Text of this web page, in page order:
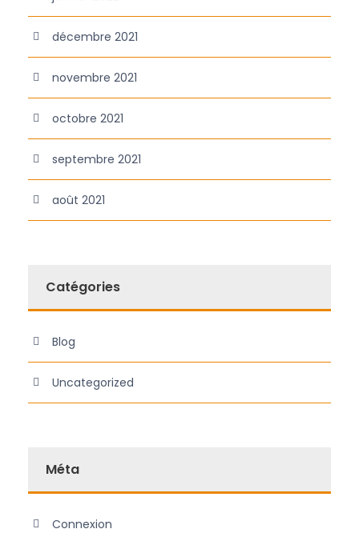
décembre 2021
novembre 2021
octobre 2021
septembre 2021
août 2021
Catégories
Blog
Uncategorized
Méta
Connexion